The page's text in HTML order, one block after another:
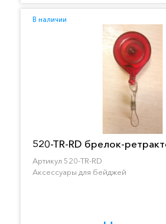
В наличии
520-TR-RD брелок-
Артикул 520-TR-RD
Аксессуары для бейджей